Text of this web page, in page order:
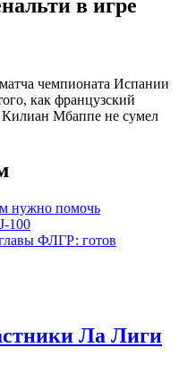
в игре
чемпионата Испании
как французский
Мбаппе не сумел
нужно помочь
100
ФЛГР: готов
Ла Лиги